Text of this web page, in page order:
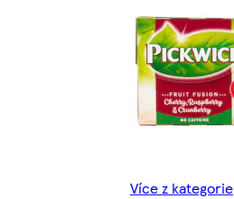
Více z kategorie